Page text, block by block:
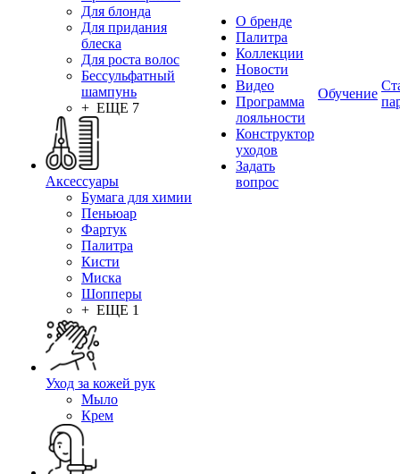
Для блонда
Для придания
блеска
Для роста волос
Бессульфатный
шампунь
+ ЕЩЕ 7
Аксессуары
Бумага для химии
Пеньюар
Фартук
Палитра
Кисти
Миска
Шопперы
+ ЕЩЕ 1
Уход за кожей рук
Мыло
Крем
О бренде
Палитра
Коллекции
Новости
Видео
Программа
лояльности
Конструктор
уходов
Задать
вопрос
Обучение